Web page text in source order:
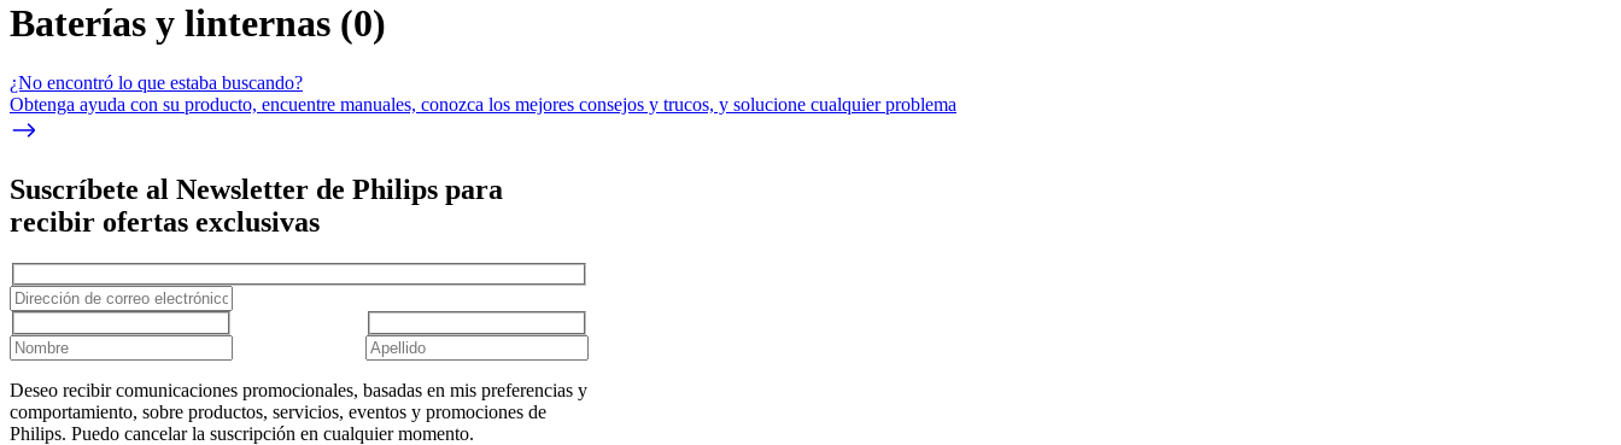
Baterías y linternas (0)
¿No encontró lo que estaba buscando?
Obtenga ayuda con su producto, encuentre manuales, conozca los mejores consejos y trucos, y solucione cualquier problema
Suscríbete al Newsletter de Philips para
recibir ofertas exclusivas
Deseo recibir comunicaciones promocionales, basadas en mis preferencias y
comportamiento, sobre productos, servicios, eventos y promociones de
Philips. Puedo cancelar la suscripción en cualquier momento.